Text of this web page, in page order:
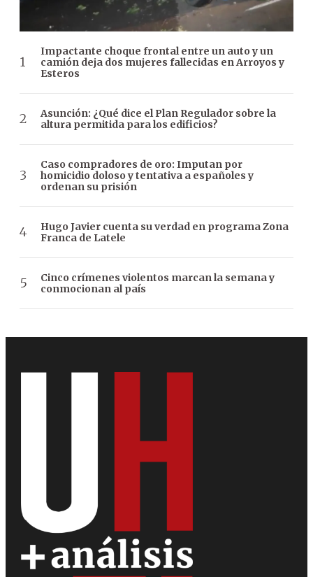
Impactante choque frontal entre un auto y un
camión deja dos mujeres fallecidas en Arroyos y
Esteros
Asunción: ¿Qué dice el Plan Regulador sobre la
altura permitida para los edificios?
Caso compradores de oro: Imputan por
homicidio doloso y tentativa a españoles y
ordenan su prisión
Hugo Javier cuenta su verdad en programa Zona
Franca de Latele
Cinco crímenes violentos marcan la semana y
conmocionan al país